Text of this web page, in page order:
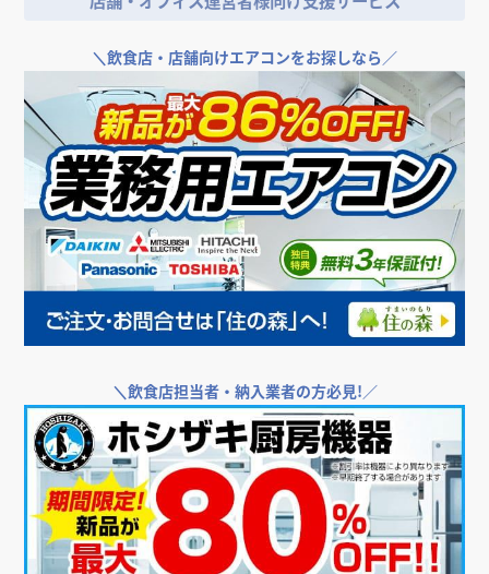
＼飲食店・店舗向けエアコンをお探しなら／
＼飲食店担当者・納入業者の方必見!／